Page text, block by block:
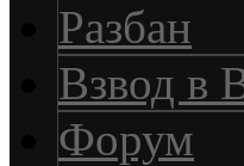
Разбан
Взвод в
Форум